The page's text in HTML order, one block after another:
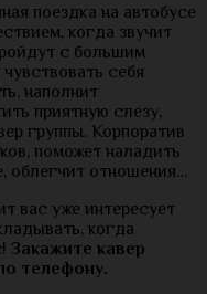
поездка на автобусе
когда звучит
с большим
себя
наполнит
приятную слезу,
группы. Корпоратив
поможет наладить
облегчит отношения…
вас уже интересует
когда
Закажите кавер
телефону.